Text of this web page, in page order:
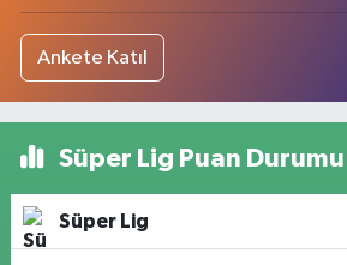
Ankete Katıl
Süper Lig Puan Durumu
Süper Lig